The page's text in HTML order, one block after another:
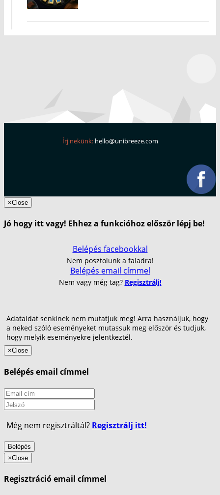
Írj nekünk: hello@unibreeze.com
×Close
Jó hogy itt vagy! Ehhez a funkcióhoz először lépj be!
Belépés facebookkal
Nem posztolunk a faladra!
Belépés email címmel
Nem vagy még tag? Regisztrálj!
Adataidat senkinek nem mutatjuk meg! Arra használjuk, hogy
a neked szóló eseményeket mutassuk meg először és tudjuk,
hogy melyik eseményekre jelentkeztél.
×Close
Belépés email címmel
Még nem regisztráltál? Regisztrálj itt!
Belépés
×Close
Regisztráció email címmel